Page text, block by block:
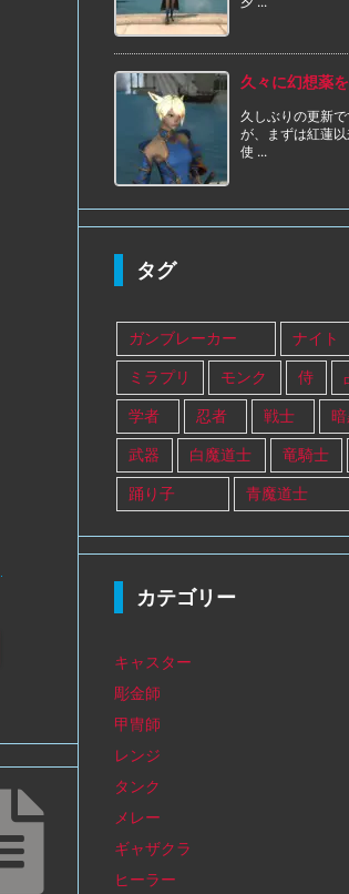
久々に幻想薬
久しぶりの更新
が、まずは紅蓮
使 ...
タグ
ガンブレーカー ナイト
ミラプリ モンク 侍
学者 忍者 戦士
武器 白魔道士 竜騎士
踊り子 青魔道士
カテゴリー
キャスター
彫金師
甲冑師
レンジ
タンク
メレー
ギャザクラ
ヒーラー